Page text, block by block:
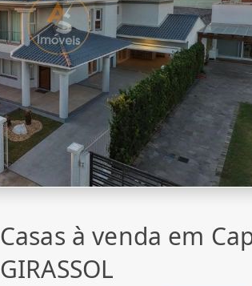
Casas à venda em
GIRASSOL